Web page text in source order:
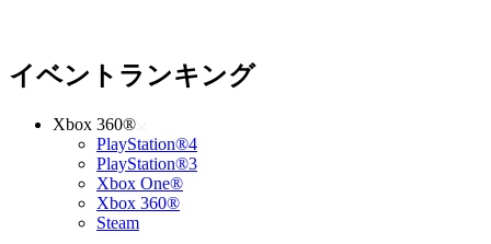
イベントランキング
Xbox 360®
PlayStation®4
PlayStation®3
Xbox One®
Xbox 360®
Steam